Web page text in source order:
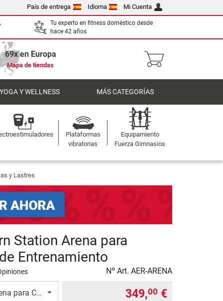
País de entrega Idioma Mi Cuenta
Tu experto en fitness doméstico desde
hace 42 años
69x en Europa
Mapa de tiendas
Y WELLNESS MÁS CATEGORÍAS
Plataformas
vibratorias
Equipamiento
Fuerza Gimnasios
y Lastres
Station Arena para
Entrenamiento
Nº Art. AER-ARENA
para Cuerdas de Entrenamiento 349,00 €